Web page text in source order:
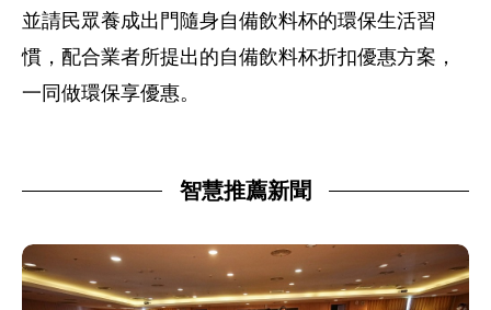
並請民眾養成出門隨身自備飲料杯的環保生活習
慣，配合業者所提出的自備飲料杯折扣優惠方案，
一同做環保享優惠。
智慧推薦新聞